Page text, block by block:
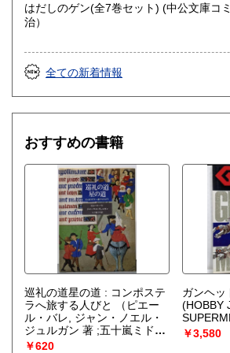
はだしのゲン(全7巻セット) (中公文庫コミック版)
治）
全ての新着情報
おすすめの書籍
巡礼の道星の道 : コンポステ
ラへ旅する人びと
（ピエー
ル・バレ, ジャン・ノエル・
ジュルガン 著 ;五十嵐ミドリ
訳）
￥620
ガンヘッ
(HOBBY
￥3,580